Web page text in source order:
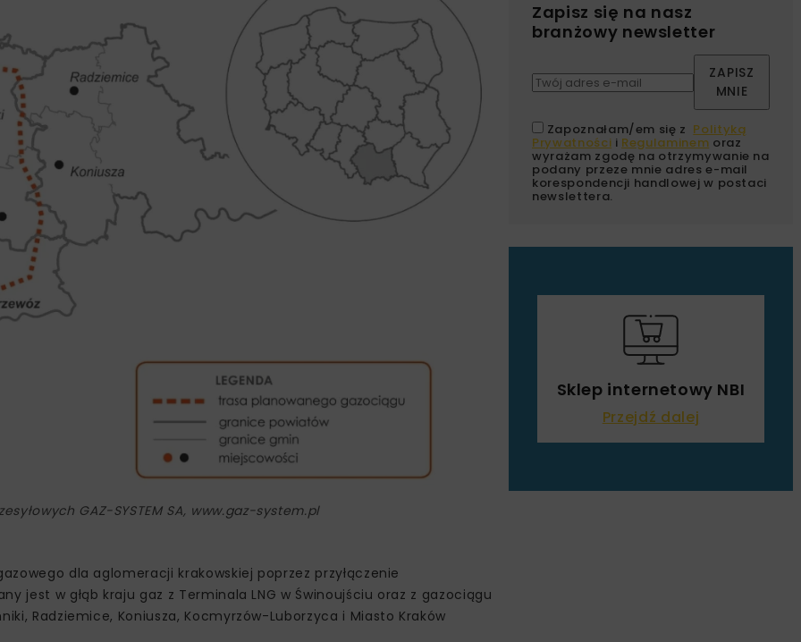
GAZ-SYSTEM SA, www.gaz-system.pl
dla aglomeracji krakowskiej poprzez przyłączenie
jest w głąb kraju gaz z Terminala LNG w Świnoujściu oraz z gazociągu
Radziemice, Koniusza, Kocmyrzów-Luborzyca i Miasto Kraków
Zapisz się na nasz
branżowy newsletter
ZAPISZ
MNIE
Zapoznałam/em się z Polityką
Prywatności i Regulaminem oraz
wyrażam zgodę na otrzymywanie na
podany przeze mnie adres e-mail
korespondencji handlowej w postaci
newslettera.
Sklep internetowy NBI
Przejdź dalej